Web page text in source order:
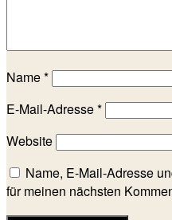
Name*
E-Mail-Adresse*
Website
Name, E-Mail-Adresse
für meinen nächsten